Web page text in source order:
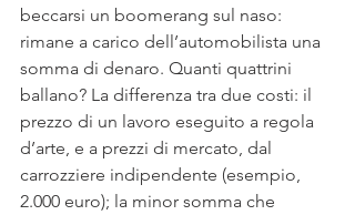
beccarsi un boomerang sul naso:
rimane a carico dell’automobilista una
somma di denaro. Quanti quattrini
ballano? La differenza tra due costi: il
prezzo di un lavoro eseguito a regola
d’arte, e a prezzi di mercato, dal
carrozziere indipendente (esempio,
2.000 euro); la minor somma che